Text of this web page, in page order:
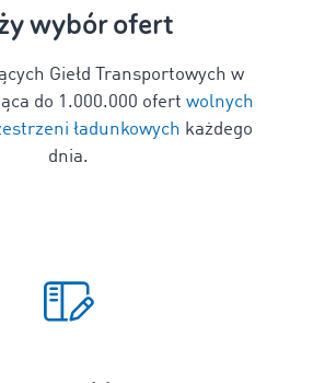
wybór ofert
Giełd Transportowych w
do 1 .000.000 ofert wolnych
ładunkowych każdego
dnia.